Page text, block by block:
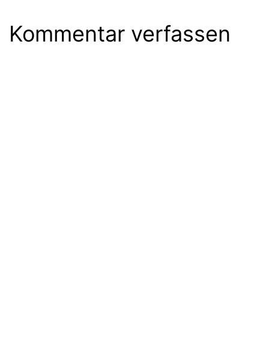
Kommentar verfassen